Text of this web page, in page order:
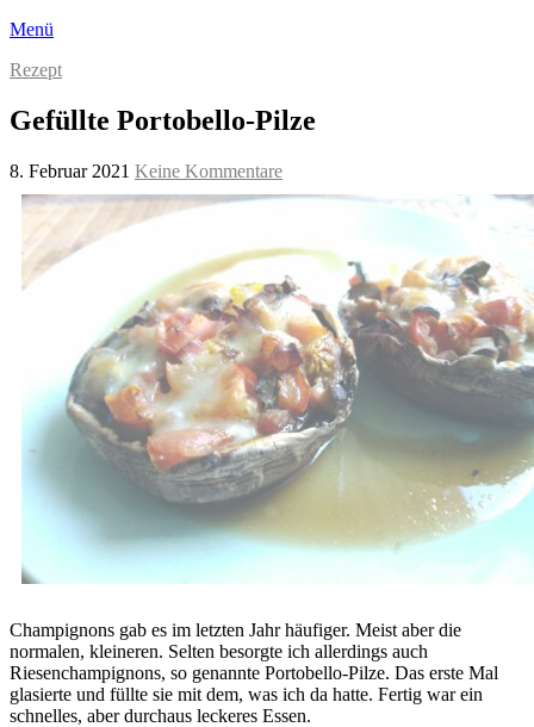
Menü
Rezept
Gefüllte Portobello-Pilze
8. Februar 2021 Keine Kommentare
Champignons gab es im letzten Jahr häufiger. Meist aber die
normalen, kleineren. Selten besorgte ich allerdings auch
Riesenchampignons, so genannte Portobello-Pilze. Das erste Mal
glasierte und füllte sie mit dem, was ich da hatte. Fertig war ein
schnelles, aber durchaus leckeres Essen.